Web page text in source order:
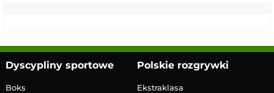
Dyscypliny sportowe
Boks
Polskie rozgrywki
Ekstraklasa